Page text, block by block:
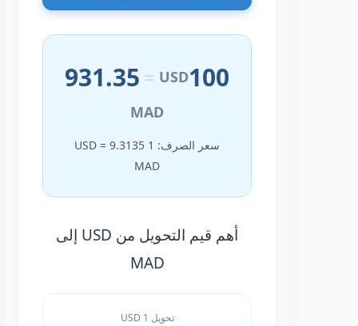
100
USD
=
931.35
MAD
سعر الصرف: 1 USD = 9.3135
أهم قيم التحويل من USD إلى
MAD
تحويل 1 USD